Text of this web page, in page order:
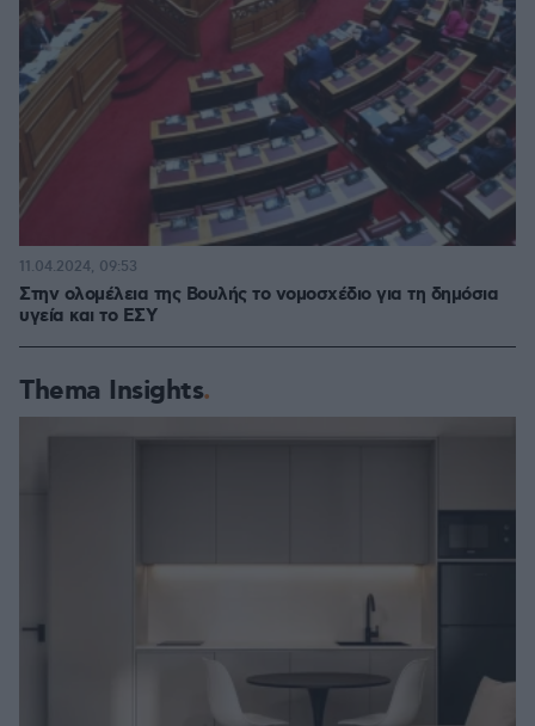
Στην ολομέλεια της Βουλής το νομοσχέδιο για τη δημόσια
υγεία και το ΕΣΥ
11.04.2024, 09:53
Thema Insights